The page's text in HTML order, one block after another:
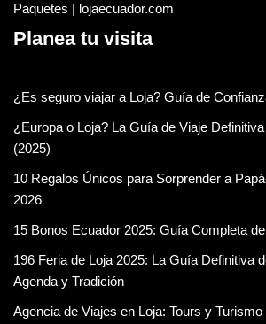
Paquetes | lojaecuador.com
Planea tu visita
¿Es seguro viajar a Loja? Guía de
¿Europa o Loja? La Guía de Viaje
(2025)
10 Regalos Únicos para Sorprender a
2026
15 Bonos Ecuador 2025: Guía Completa
196 Feria de Loja 2025: La Guía Definitiva
Agenda y Tradición
Agencia de Viajes en Loja: Tours y